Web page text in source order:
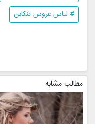
# لباس عروس تنکابن
مطالب مشابه